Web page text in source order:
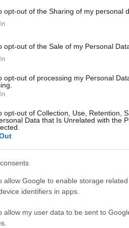
opt-out of the Sharing of my personal
opt-out of the Sale of my Personal
opt-out of processing my Personal
opt-out of Collection, Use, Retention,
Data that Is Unrelated with the
allow Google to enable storage
identifiers in apps.
allow my user data to be sent to
ζωής – Το φλερτ
πολλές ώρες μαζί σαν